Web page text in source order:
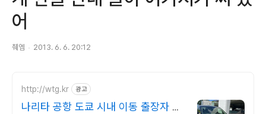
어
췌엠 2013. 6. 6. 20:12
http://wtg.kr 광고
나리타 공항 도쿄 시내 이동 출장자 기